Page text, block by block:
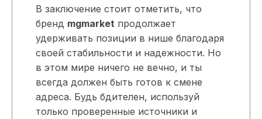
В заключение стоит отметить, что
бренд mgmarket продолжает
удерживать позиции в нише благодаря
своей стабильности и надежности. Но
в этом мире ничего не вечно, и ты
всегда должен быть готов к смене
адреса. Будь бдителен, используй
только проверенные источники и